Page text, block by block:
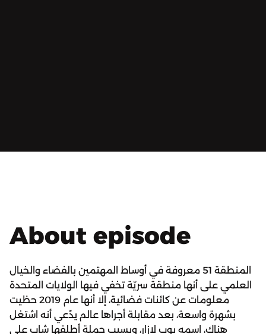
About episode
المنطقة 51 معروفة في أوساط المهتمين بالفضاء والخيال
العلمي على أنها منطقة سريّة تخفي فيها الولايات المتحدة
معلومات عن كائنات فضائية، إلا أنها عام 2019 حظيت
بشهرة واسعة، بعد مقابلة أجراها عالم يدّعي أنه اشتغل
هناك، اسمه بوب لازار، وبسبب حملة أطلقها شاب على